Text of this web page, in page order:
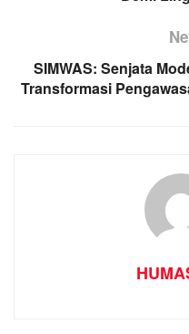
SIMWAS: Senjata
Transformasi